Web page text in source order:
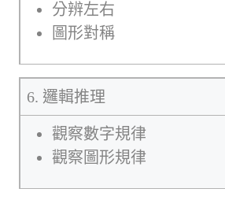
分辨左右
圖形對稱
6. 邏輯推理
觀察數字規律
觀察圖形規律